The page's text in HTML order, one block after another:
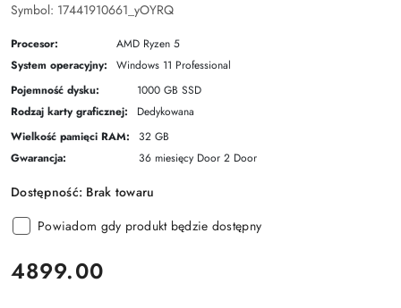
Symbol: 17441910661_yOYRQ
Procesor:
AMD Ryzen 5
System operacyjny:
Windows 11 Professional
Pojemność dysku:
1000 GB SSD
Rodzaj karty graficznej:
Dedykowana
Wielkość pamięci RAM:
32 GB
Gwarancja:
36 miesięcy Door 2 Door
Dostępność: Brak towaru
Powiadom gdy produkt będzie dostępny
cena:
4899.00